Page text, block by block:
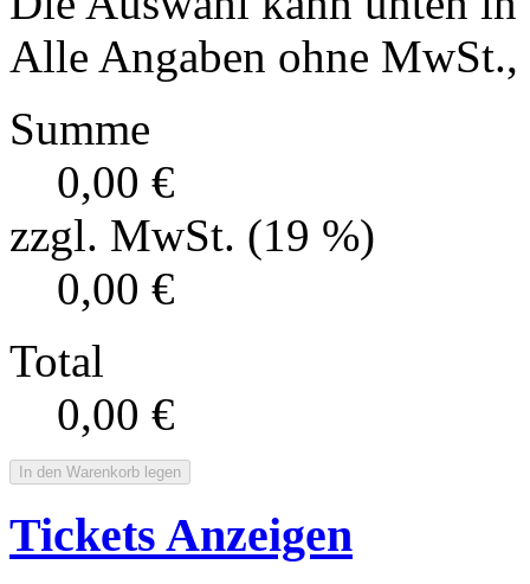
Alle Angaben ohne MwSt.,
Summe
0,00 €
zzgl. MwSt. (19 %)
0,00 €
Total
0,00 €
In den Warenkorb legen
Tickets Anzeigen